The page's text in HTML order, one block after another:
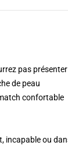
pas
de peau
confortable
ou